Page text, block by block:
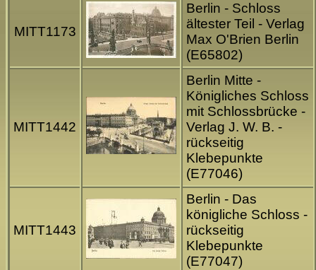
MITT1173
Berlin - Schloss
ältester Teil - Verlag
Max O'Brien Berlin
(E65802)
MITT1442
Berlin Mitte -
Königliches Schloss
mit Schlossbrücke -
Verlag J. W. B. -
rückseitig
Klebepunkte
(E77046)
MITT1443
Berlin - Das
königliche Schloss -
rückseitig
Klebepunkte
(E77047)